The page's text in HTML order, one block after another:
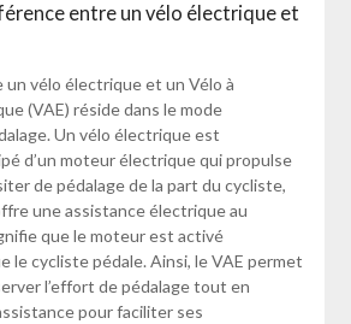
entre un vélo électrique et
vélo électrique et un Vélo à
(VAE) réside dans le mode
Un vélo électrique est
d’un moteur électrique qui propulse
de pédalage de la part du cycliste,
une assistance électrique au
que le moteur est activé
le cycliste pédale. Ainsi, le VAE permet
l’effort de pédalage tout en
pour faciliter ses